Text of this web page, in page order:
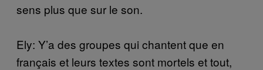
sens plus que sur le son.
Ely: Y’a des groupes qui chantent que en
français et leurs textes sont mortels et tout,